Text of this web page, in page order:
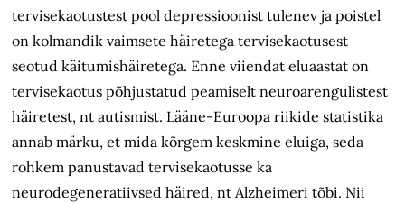
tervisekaotustest pool depressioonist tulenev ja poistel
on kolmandik vaimsete häiretega tervisekaotusest
seotud käitumishäiretega. Enne viiendat eluaastat on
tervisekaotus põhjustatud peamiselt neuroarengulistest
häiretest, nt autismist. Lääne-Euroopa riikide statistika
annab märku, et mida kõrgem keskmine eluiga, seda
rohkem panustavad tervisekaotusse ka
neurodegeneratiivsed häired, nt Alzheimeri tõbi. Nii